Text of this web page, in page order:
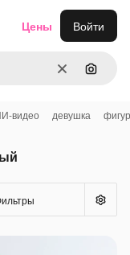
ОчиститьПоиск
Цены Войти
видео девушка